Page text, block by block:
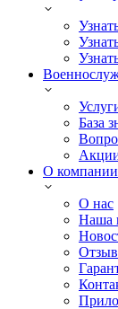
База
О компании
О нас
Наша